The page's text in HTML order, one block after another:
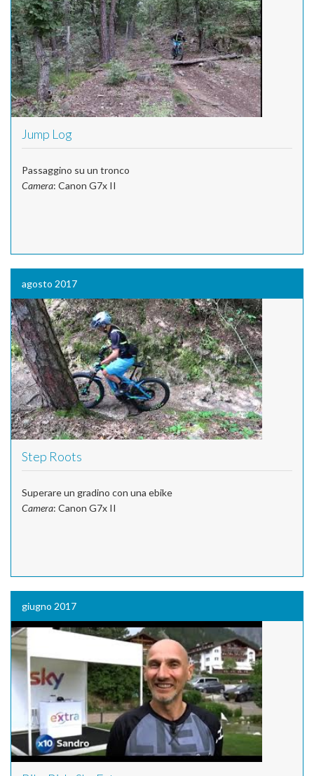
Jump Log
Passaggino su un tronco
Camera: Canon G7x II
agosto 2017
Step Roots
Superare un gradino con una ebike
Camera: Canon G7x II
giugno 2017